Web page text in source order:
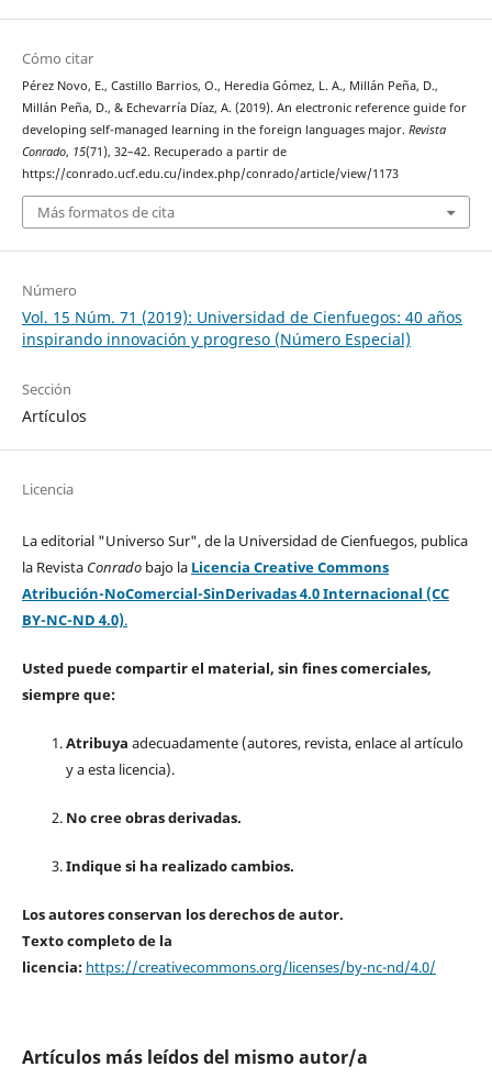
Cómo citar
Pérez Novo, E., Castillo Barrios, O., Heredia Gómez, L. A., Millán Peña, D.,
Millán Peña, D., & Echevarría Díaz, A. (2019). An electronic reference guide for
developing self-managed learning in the foreign languages major. Revista
Conrado, 15(71), 32–42. Recuperado a partir de
https://conrado.ucf.edu.cu/index.php/conrado/article/view/1173
Más formatos de cita
Número
Vol. 15 Núm. 71 (2019): Universidad de Cienfuegos: 40 años
inspirando innovación y progreso (Número Especial)
Sección
Artículos
Licencia
La editorial "Universo Sur", de la Universidad de Cienfuegos, publica
la Revista Conradobajo la Licencia Creative Commons
Atribución-NoComercial-SinDerivadas 4.0 Internacional (CC
BY-NC-ND 4.0).
Usted puede compartir el material, sin fines comerciales,
siempre que:
Atribuya adecuadamente (autores, revista, enlace al artículo
y a esta licencia).
No cree obras derivadas.
Indique si ha realizado cambios.
Los autores conservan los derechos de autor.
Texto completo de la
licencia: https://creativecommons.org/licenses/by-nc-nd/4.0/
Artículos más leídos del mismo autor/a